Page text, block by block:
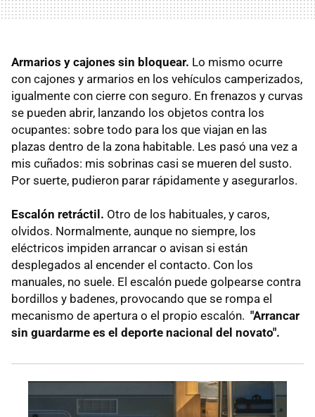
Armarios y cajones sin bloquear. Lo mismo ocurre
con cajones y armarios en los vehículos camperizados,
igualmente con cierre con seguro. En frenazos y curvas
se pueden abrir, lanzando los objetos contra los
ocupantes: sobre todo para los que viajan en las
plazas dentro de la zona habitable. Les pasó una vez a
mis cuñados: mis sobrinas casi se mueren del susto.
Por suerte, pudieron parar rápidamente y asegurarlos.
Escalón retráctil. Otro de los habituales, y caros,
olvidos. Normalmente, aunque no siempre, los
eléctricos impiden arrancar o avisan si están
desplegados al encender el contacto. Con los
manuales, no suele. El escalón puede golpearse contra
bordillos y badenes, provocando que se rompa el
mecanismo de apertura o el propio escalón. "Arrancar
sin guardarme es el deporte nacional del novato".